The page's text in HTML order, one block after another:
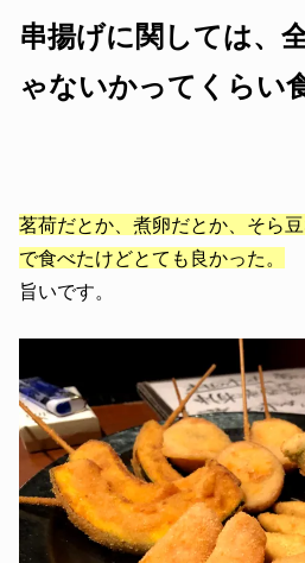
串揚げに関しては、
ゃないかってくらい
茗荷だとか、煮卵だとか、そら
で食べたけどとても良かった。
旨いです。